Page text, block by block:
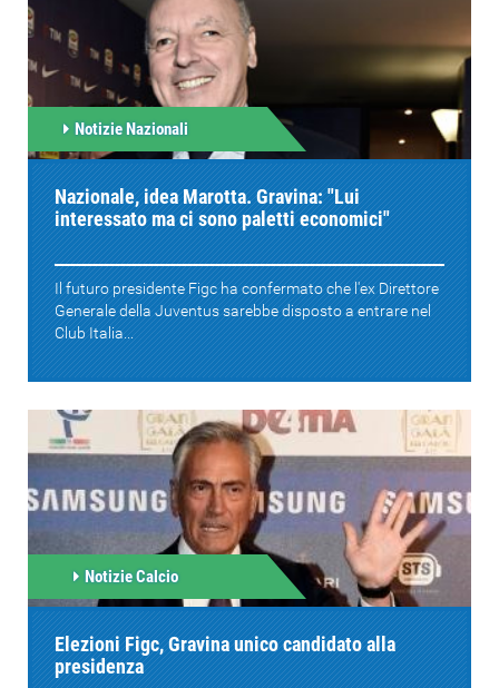
Notizie Nazionali
Nazionale, idea Marotta. Gravina: "Lui
interessato ma ci sono paletti economici"
Il futuro presidente Figc ha confermato che l'ex Direttore
Generale della Juventus sarebbe disposto a entrare nel
Club Italia...
Notizie Calcio
Elezioni Figc, Gravina unico candidato alla
presidenza